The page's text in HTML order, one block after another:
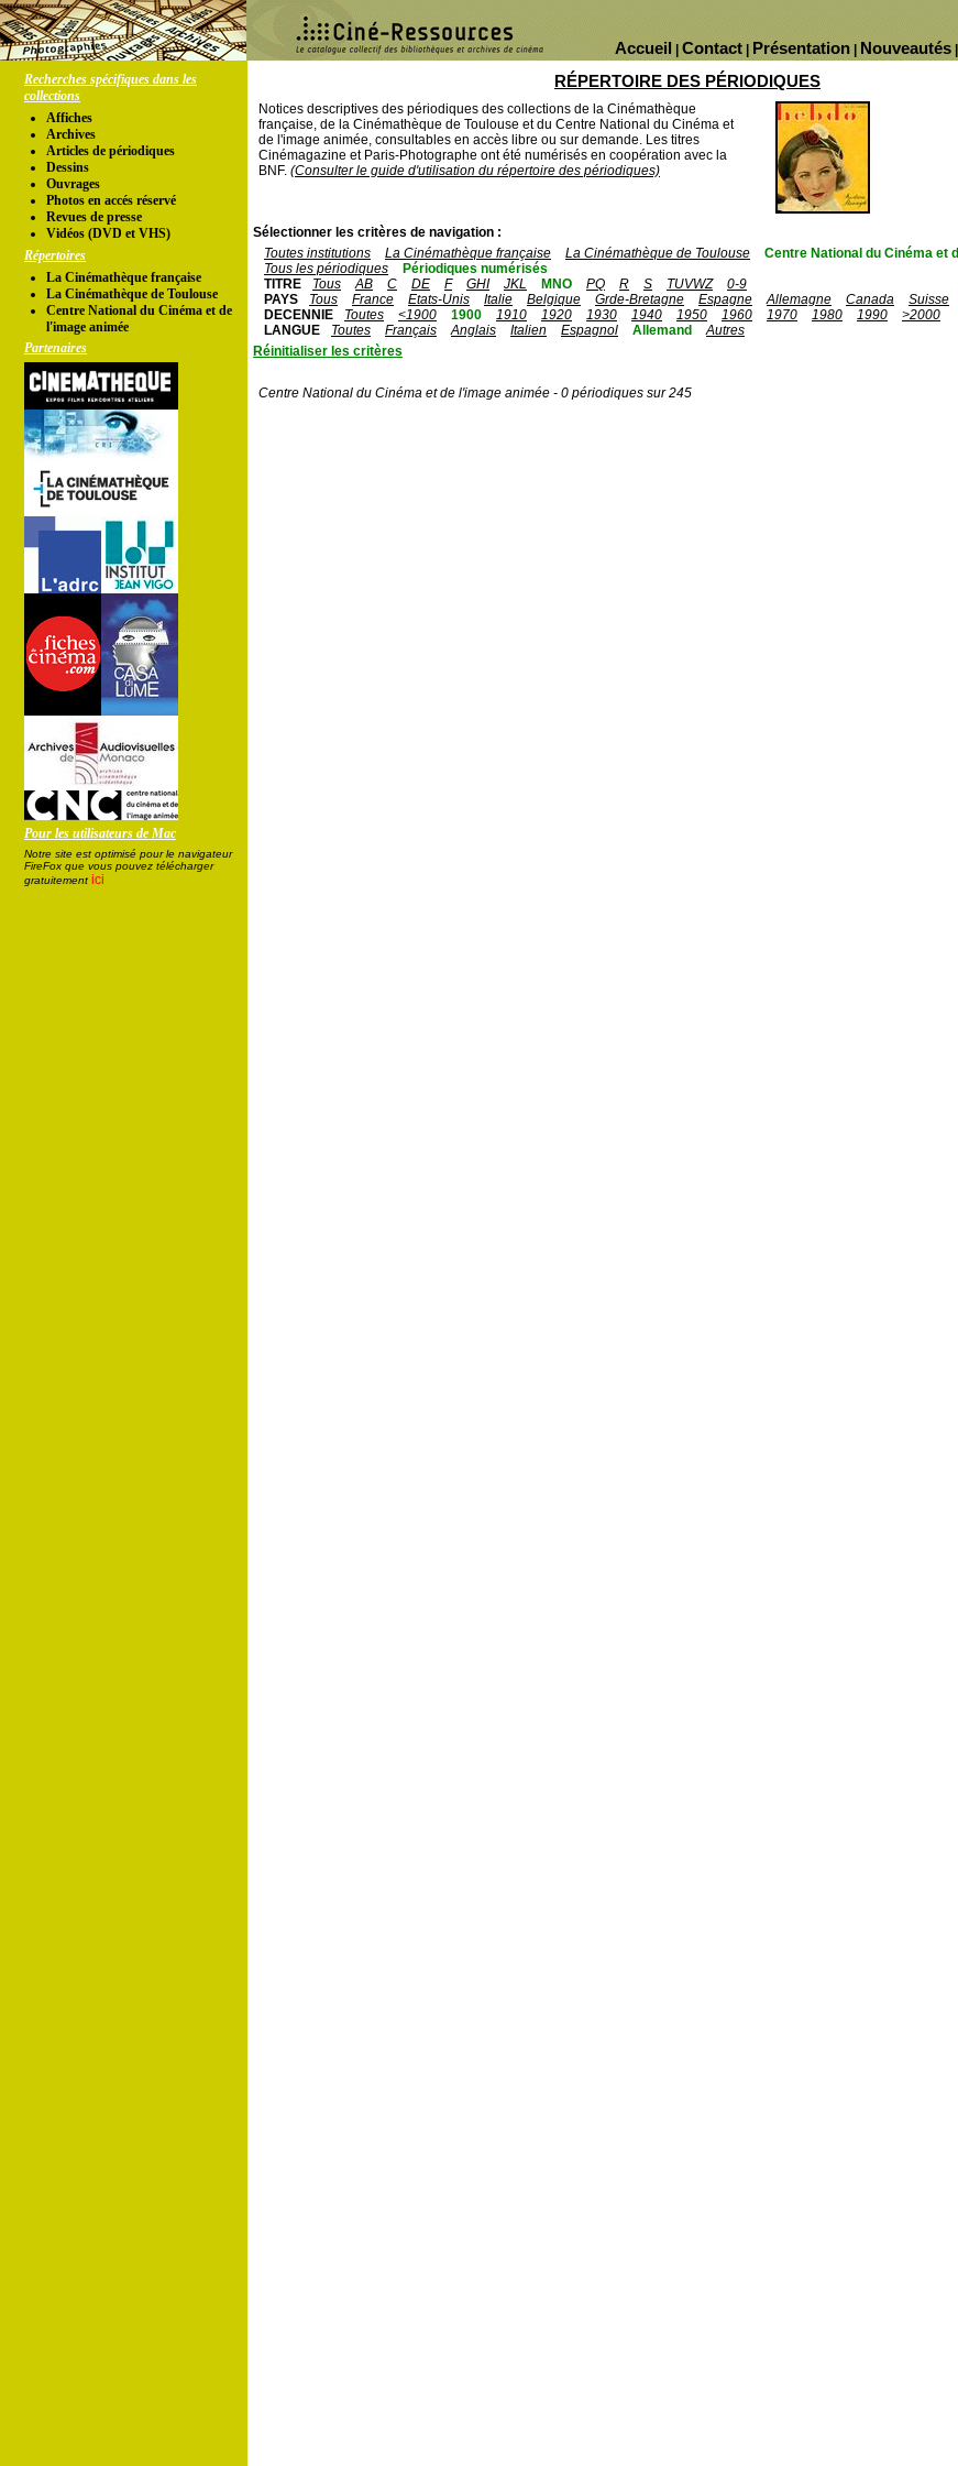
Nouveautés
Présentation
Contact
Accueil
Recherches spécifiques dans les
collections
Affiches
Archives
Articles de périodiques
Dessins
Ouvrages
Photos en accés réservé
Revues de presse
Vidéos (DVD et VHS)
Répertoires
La Cinémathèque française
La Cinémathèque de Toulouse
Centre National du Cinéma et de
l'image animée
Partenaires
Pour les utilisateurs de Mac
Notre site est optimisé pour le navigateur
FireFox que vous pouvez télécharger
gratuitement ici
RÉPERTOIRE DES PÉRIODIQUES
Notices descriptives des périodiques des collections de la Cinémathèque
française, de la Cinémathèque de Toulouse et du Centre National du Cinéma et
de l'image animée, consultables en accès libre ou sur demande. Les titres
Cinémagazine et Paris-Photographe ont été numérisés en coopération avec la
BNF. (Consulter le guide d'utilisation du répertoire des périodiques)
Sélectionner les critères de navigation :
Toutes institutions
La Cinémathèque française La Cinémathèque de Toulouse
Centre National du Cinéma et
Tous les périodiques
Périodiques numérisés
TITRE
Tous AB C DE F GHI JKL MNO PQ R S TUVWZ
0-9
PAYS
Tous France Etats-Unis Italie Belgique Grde-Bretagne Espagne Allemagne Canada Suisse
DECENNIE
Toutes <1900 1900 1910 1920 1930 1940 1950 1960 1970 1980 1990
>2000
LANGUE
Toutes Français Anglais Italien Espagnol Allemand
Autres
Réinitialiser les critères
Centre National du Cinéma et de l'image animée - 0 périodiques sur 245